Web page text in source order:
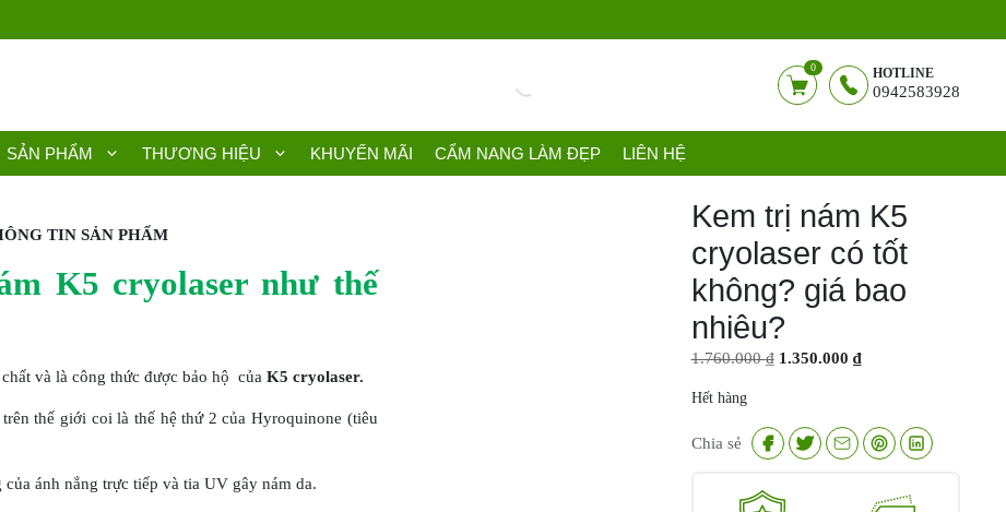
0 HOTLINE
0942583928
SẢN PHẨM THƯƠNG HIỆU KHUYẾN MÃI CẨM NANG LÀM ĐẸP LIÊN HỆ
TIN SẢN PHẨM
K5 cryolaser như thế
và là công thức được bảo hộ của K5 cryolaser.
thế giới coi là thế hệ thứ 2 của Hyroquinone (tiêu
ánh nắng trực tiếp và tia UV gây nám da.
Kem trị nám K5
cryolaser có tốt
không? giá bao
nhiêu?
1.760.000₫ Giá
1.760.000 ₫.
1.350.000 ₫Giá
là:
1.350.000 ₫.
Hết hàng
Chia sẻ